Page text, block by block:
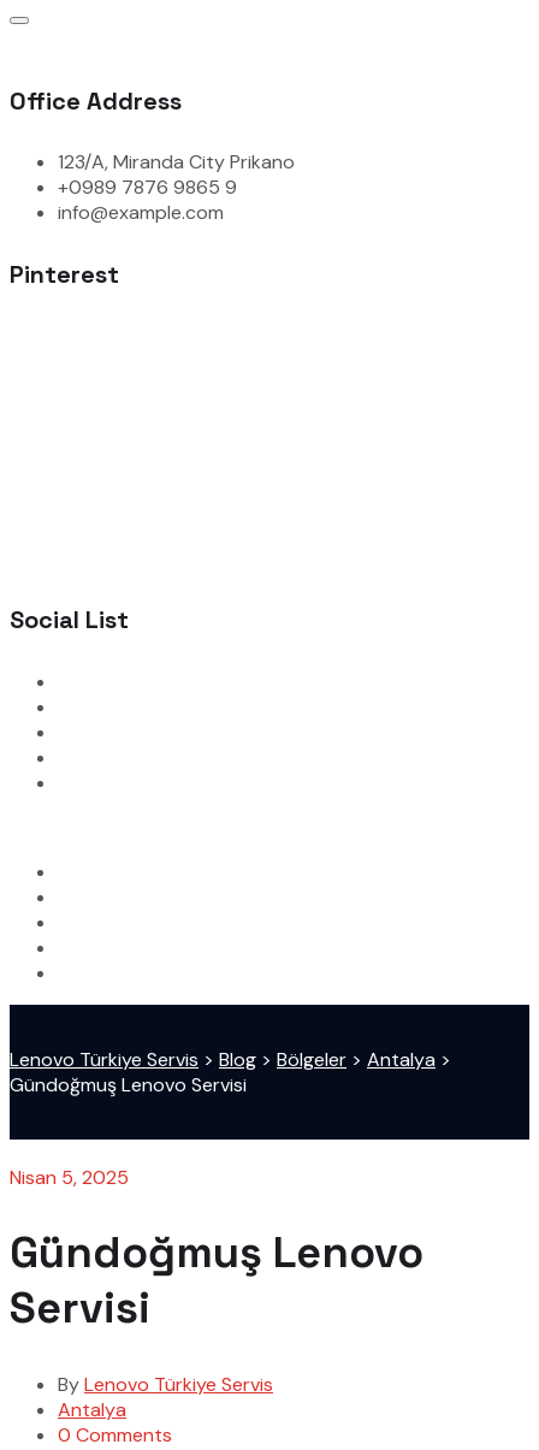
Office Address
123/A, Miranda City Prikano
+0989 7876 9865 9
info@example.com
Pinterest
Social List
Lenovo Türkiye Servis > Blog > Bölgeler > Antalya >
Gündoğmuş Lenovo Servisi
Nisan 5, 2025
Gündoğmuş Lenovo
Servisi
ByLenovo Türkiye Servis
Antalya
0 Comments